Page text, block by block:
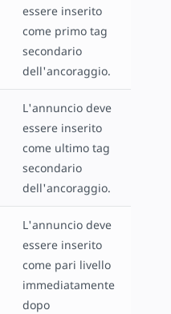
essere inserito
come primo tag
secondario
dell'ancoraggio.
L'annuncio deve
essere inserito
come ultimo tag
secondario
dell'ancoraggio.
L'annuncio deve
essere inserito
come pari livello
immediatamente
dopo